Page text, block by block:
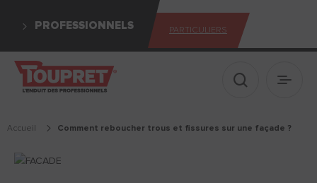
PROFESSIONNELS PARTICULIERS
Afficher le
Accueil comment reboucher trous et fissures sur une façade ?